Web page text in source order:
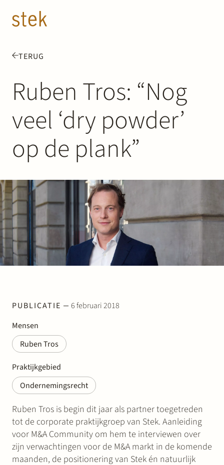
TERUG
Ruben Tros: “Nog
veel ‘dry powder’
op de plank”
PUBLICATIE
6 februari 2018
Mensen
Ruben Tros
Praktijkgebied
Ondernemingsrecht
Ruben Tros is begin dit jaar als partner toegetreden
tot de corporate praktijkgroep van Stek. Aanleiding
voor M&A Community om hem te interviewen over
zijn verwachtingen voor de M&A markt in de komende
maanden, de positionering van Stek én natuurlijk
Mensen
Expertise
Over ons
Track record
News & Insights
Contact
Werken bij Stek